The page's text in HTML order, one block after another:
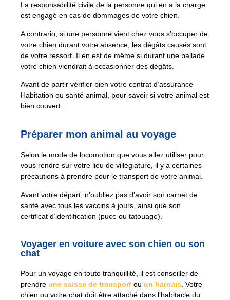
La responsabilité civile de la personne qui en a la charge
est engagé en cas de dommages de votre chien.
A contrario, si une personne vient chez vous s’occuper de
votre chien durant votre absence, les dégâts causés sont
de votre ressort. Il en est de même si durant une ballade
votre chien viendrait à occasionner des dégâts.
Avant de partir vérifier bien votre contrat d’assurance
Habitation ou santé animal, pour savoir si votre animal est
bien couvert.
Préparer mon animal au voyage
Selon le mode de locomotion que vous allez utiliser pour
vous rendre sur votre lieu de villégiature, il y a certaines
précautions à prendre pour le transport de votre animal.
Avant votre départ, n’oubliez pas d’avoir son carnet de
santé avec tous les vaccins à jours, ainsi que son
certificat d’identification (puce ou tatouage).
Voyager en voiture avec son chien ou son
chat
Pour un voyage en toute tranquillité, il est conseiller de
prendre une caisse de transport ou un harnais. Votre
chien ou votre chat doit être attaché dans l’habitacle du